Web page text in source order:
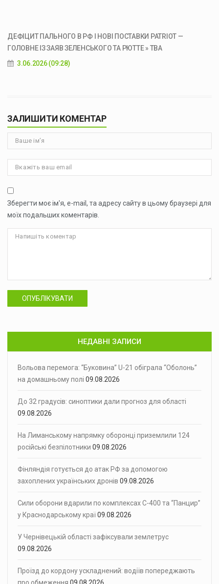
ДЕФІЦИТ ПАЛЬНОГО В РФ І НОВІ ПОСТАВКИ PATRIOT —
ГОЛОВНЕ ІЗ ЗАЯВ ЗЕЛЕНСЬКОГО ТА РЮТТЕ » ТВА
3.06.2026 (09:28)
ЗАЛИШИТИ КОМЕНТАР
Зберегти моє ім'я, e-mail, та адресу сайту в цьому браузері для
моїх подальших коментарів.
ОПУБЛІКУВАТИ
НЕДАВНІ ЗАПИСИ
Вольова перемога: “Буковина” U-21 обіграла “Оболонь”
на домашньому полі 09.08.2026
До 32 градусів: синоптики дали прогноз для області
09.08.2026
На Лиманському напрямку оборонці приземлили 124
російські безпілотники 09.08.2026
Фінляндія готується до атак РФ за допомогою
захоплених українських дронів 09.08.2026
Сили оборони вдарили по комплексах С-400 та “Панцир”
у Краснодарському краї09.08.2026
У Чернівецькій області зафіксували землетрус
09.08.2026
Проїзд до кордону ускладнений: водіїв попереджають